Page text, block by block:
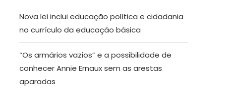
Nova lei inclui educação política e cidadania
no currículo da educação básica
“Os armários vazios” e a possibilidade de
conhecer Annie Ernaux sem as arestas
aparadas